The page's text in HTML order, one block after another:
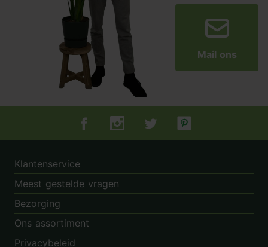
Mail ons
Tuincentrum.nl op Facebook
Tuincentrum.nl op Instagram
Tuincentrum.nl op Twitter
Tuincentrum.nl op
Klantenservice
Meest gestelde vragen
Bezorging
Ons assortiment
Privacybeleid